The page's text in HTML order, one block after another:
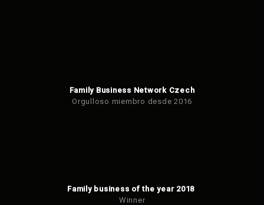
Family Business Network Czech
Orgulloso miembro desde 2016
Family business of the year 2018
Winner